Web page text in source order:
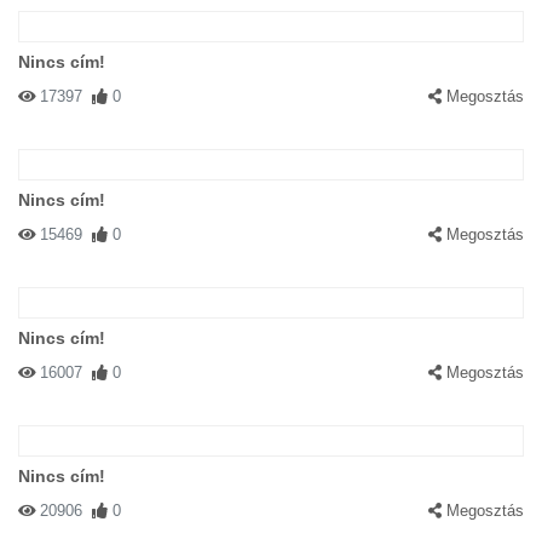
Nincs cím!
17397 0 Megosztás
Nincs cím!
15469 0 Megosztás
Nincs cím!
16007 0 Megosztás
Nincs cím!
20906 0 Megosztás